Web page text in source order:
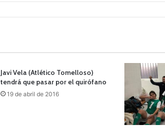
Javi Vela (Atlético Tomelloso)
tendrá que pasar por el quirófano
19 de abril de 2016